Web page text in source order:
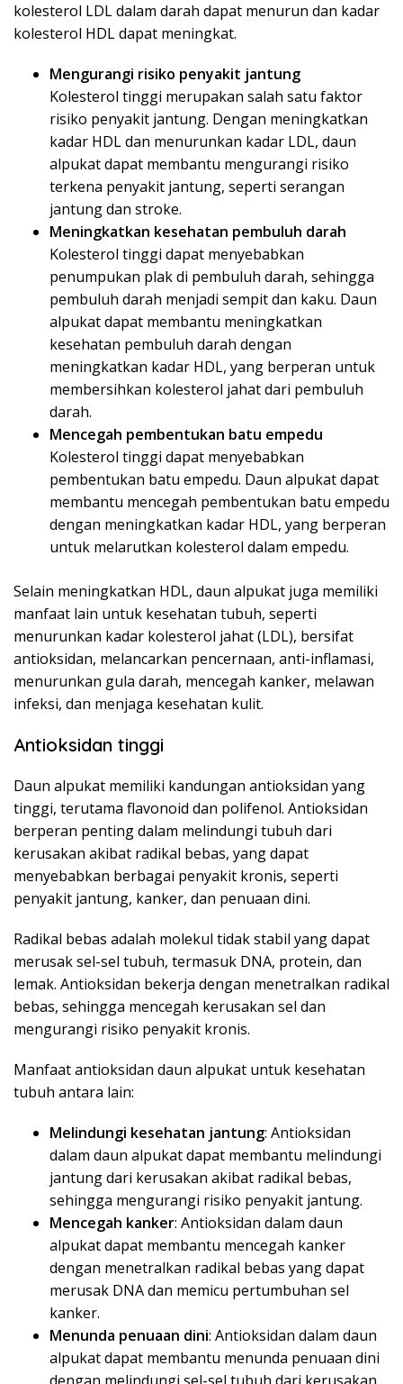
kolesterol LDL dalam darah dapat menurun dan kadar
kolesterol HDL dapat meningkat.
Mengurangi risiko penyakit jantung
Kolesterol tinggi merupakan salah satu faktor
risiko penyakit jantung. Dengan meningkatkan
kadar HDL dan menurunkan kadar LDL, daun
alpukat dapat membantu mengurangi risiko
terkena penyakit jantung, seperti serangan
jantung dan stroke.
Meningkatkan kesehatan pembuluh darah
Kolesterol tinggi dapat menyebabkan
penumpukan plak di pembuluh darah, sehingga
pembuluh darah menjadi sempit dan kaku. Daun
alpukat dapat membantu meningkatkan
kesehatan pembuluh darah dengan
meningkatkan kadar HDL, yang berperan untuk
membersihkan kolesterol jahat dari pembuluh
darah.
Mencegah pembentukan batu empedu
Kolesterol tinggi dapat menyebabkan
pembentukan batu empedu. Daun alpukat dapat
membantu mencegah pembentukan batu empedu
dengan meningkatkan kadar HDL, yang berperan
untuk melarutkan kolesterol dalam empedu.
Selain meningkatkan HDL, daun alpukat juga memiliki
manfaat lain untuk kesehatan tubuh, seperti
menurunkan kadar kolesterol jahat (LDL), bersifat
antioksidan, melancarkan pencernaan, anti-inflamasi,
menurunkan gula darah, mencegah kanker, melawan
infeksi, dan menjaga kesehatan kulit.
Antioksidan tinggi
Daun alpukat memiliki kandungan antioksidan yang
tinggi, terutama flavonoid dan polifenol. Antioksidan
berperan penting dalam melindungi tubuh dari
kerusakan akibat radikal bebas, yang dapat
menyebabkan berbagai penyakit kronis, seperti
penyakit jantung, kanker, dan penuaan dini.
Radikal bebas adalah molekul tidak stabil yang dapat
merusak sel-sel tubuh, termasuk DNA, protein, dan
lemak. Antioksidan bekerja dengan menetralkan radikal
bebas, sehingga mencegah kerusakan sel dan
mengurangi risiko penyakit kronis.
Manfaat antioksidan daun alpukat untuk kesehatan
tubuh antara lain:
Melindungi kesehatan jantung: Antioksidan
dalam daun alpukat dapat membantu melindungi
jantung dari kerusakan akibat radikal bebas,
sehingga mengurangi risiko penyakit jantung.
Mencegah kanker: Antioksidan dalam daun
alpukat dapat membantu mencegah kanker
dengan menetralkan radikal bebas yang dapat
merusak DNA dan memicu pertumbuhan sel
kanker.
Menunda penuaan dini: Antioksidan dalam daun
alpukat dapat membantu menunda penuaan dini